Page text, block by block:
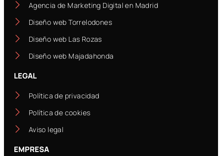
Agencia de Marketing Digital en Madrid
Diseño web Torrelodones
Diseño web Las Rozas
Diseño web Majadahonda
LEGAL
Política de privacidad
Política de cookies
Aviso legal
EMPRESA